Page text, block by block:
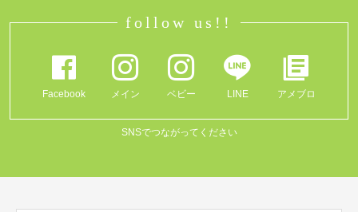
follow us!!
Facebook メイン ベビー LINE アメブロ
SNSでつながってください